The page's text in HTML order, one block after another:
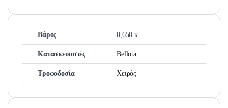
Βάρος 0,650 κ.
Κατασκευαστές Bellota
Τροφοδοσία Χειρός